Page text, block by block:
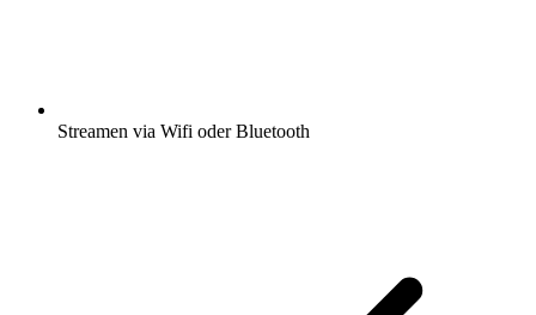
Streamen via Wifi oder Bluetooth